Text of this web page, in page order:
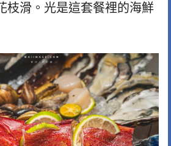
枝滑。光是這套餐裡的海鮮